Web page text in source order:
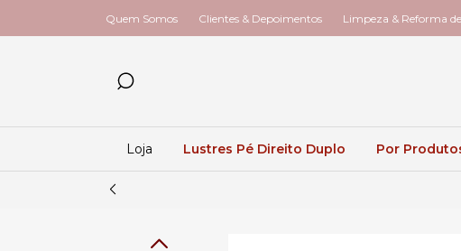
Quem Somos Clientes & Depoimentos Limpeza & Reforma de
Loja Lustres Pé Direito Duplo Por